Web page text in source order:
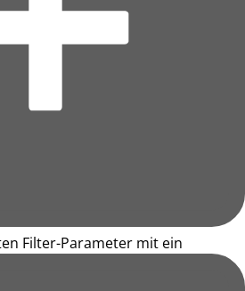
Filter-Parameter mit ein